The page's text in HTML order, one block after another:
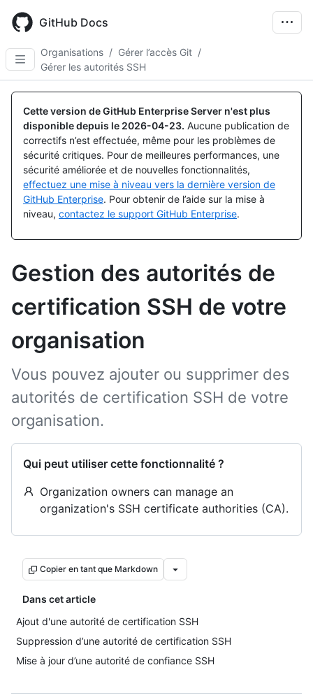
main
content
GitHub Docs
Organisations / Gérer l’accès Git /
Gérer les autorités SSH
Cette version de GitHub Enterprise Server n'est plus
disponible depuis le 2026-04-23. Aucune publication de
correctifs n’est effectuée, même pour les problèmes de
sécurité critiques. Pour de meilleures performances, une
sécurité améliorée et de nouvelles fonctionnalités,
effectuez une mise à niveau vers la dernière version de
GitHub Enterprise. Pour obtenir de l’aide sur la mise à
niveau, contactez le support GitHub Enterprise.
Gestion des autorités de
certification SSH de votre
organisation
Vous pouvez ajouter ou supprimer des
autorités de certification SSH de votre
organisation.
Qui peut utiliser cette fonctionnalité ?
Organization owners can manage an
organization's SSH certificate authorities (CA).
Copier en tant que Markdown
Dans cet article
Ajout d'une autorité de certification SSH
Suppression d’une autorité de certification SSH
Mise à jour d’une autorité de confiance SSH